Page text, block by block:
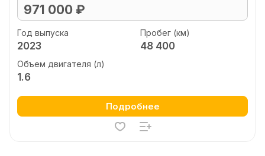
971 000 ₽
Год выпуска
2023
Пробег (км)
48 400
Объем двигателя (л)
1.6
Подробнее